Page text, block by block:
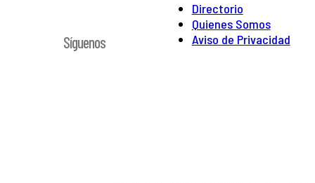
Directorio
Quienes Somos
Aviso de Privacidad
Síguenos